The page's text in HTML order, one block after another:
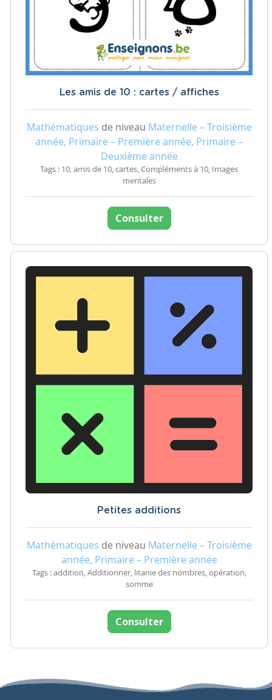
Les amis de 10 : cartes / affiches
Mathématiques de niveau Maternelle – Troisième
année, Primaire – Première année, Primaire –
Deuxième année
Tags : 10, amis de 10, cartes, Compléments à 10, Images
mentales
Consulter
Petites additions
Mathématiques de niveau Maternelle – Troisième
année, Primaire – Première année
Tags : addition, Additionner, litanie des nombres, opération,
somme
Consulter